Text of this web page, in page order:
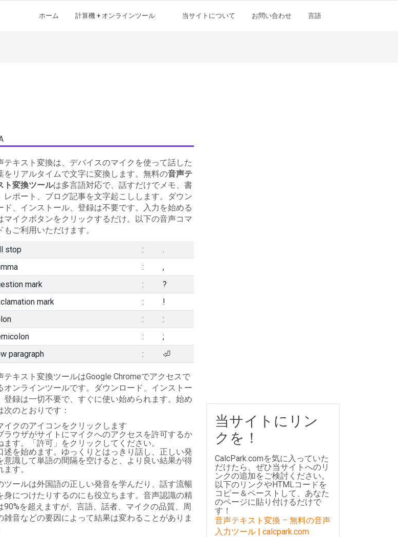
ホーム 計算機 + オンラインツール 当サイトについて お問い合わせ 言語
テキスト変換は、デバイスのマイクを使って話した
をリアルタイムで文字に変換します。無料の音声テ
ト変換ツールは多言語対応で、話すだけでメモ、書
レポート、ブログ記事を文字起こしします。ダウン
ド、インストール、登録は不要です。入力を始める
マイクボタンをクリックするだけ。以下の音声コマ
もご利用いただけます。
stop
:
.
:
,
mark
:
?
mark
:
!
:
:
:
;
paragraph
: ⏎
テキスト変換ツールはGoogle Chromeでアクセスで
オンラインツールです。ダウンロード、インストー
登録は一切不要で、すぐに使い始められます。始め
次のとおりです：
イクのアイコンをクリックします
ラウザがサイトにマイクへのアクセスを許可するか
ます。「許可」をクリックしてください。
述を始めます。ゆっくりとはっきり話し、正しい発
意識して単語の間隔を空けると、より良い結果が得
ます。
ツールは外国語の正しい発音を学んだり、話す流暢
身につけたりするのにも役立ちます。音声認識の精
90%を超えますが、言語、話者、マイクの品質、周
雑音などの要因によって結果は変わることがありま
当サイトにリン
クを！
CalcPark.comを気に入っていた
だけたら、ぜひ当サイトへのリ
ンクの追加をご検討ください。
以下のリンクやHTMLコードを
コピー＆ペーストして、あなた
のページに貼り付けるだけで
す！
音声テキスト変換 – 無料の音声
入力ツール | calcpark.com